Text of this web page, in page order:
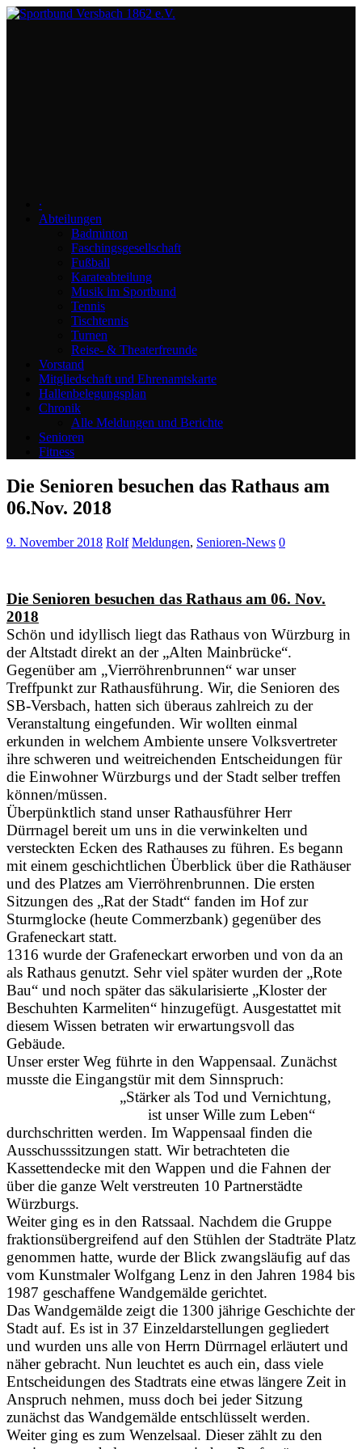
∙
Abteilungen
Badminton
Faschingsgesellschaft
Fußball
Karateabteilung
Musik im Sportbund
Tennis
Tischtennis
Turnen
Reise- & Theaterfreunde
Vorstand
Mitgliedschaft und Ehrenamtskarte
Hallenbelegungsplan
Chronik
Alle Meldungen und Berichte
Senioren
Fitness
Die Senioren besuchen das Rathaus am
06.Nov. 2018
9. November 2018 Rolf Meldungen, Senioren-News 0
Die Senioren besuchen das Rathaus am 06. Nov.
2018
Schön und idyllisch liegt das Rathaus von Würzburg in
der Altstadt direkt an der „Alten Mainbrücke“.
Gegenüber am „Vierröhrenbrunnen“ war unser
Treffpunkt zur Rathausführung. Wir, die Senioren des
SB-Versbach, hatten sich überaus zahlreich zu der
Veranstaltung eingefunden. Wir wollten einmal
erkunden in welchem Ambiente unsere Volksvertreter
ihre schweren und weitreichenden Entscheidungen für
die Einwohner Würzburgs und der Stadt selber treffen
können/müssen.
Überpünktlich stand unser Rathausführer Herr
Dürrnagel bereit um uns in die verwinkelten und
versteckten Ecken des Rathauses zu führen. Es begann
mit einem geschichtlichen Überblick über die Rathäuser
und des Platzes am Vierröhrenbrunnen. Die ersten
Sitzungen des „Rat der Stadt“ fanden im Hof zur
Sturmglocke (heute Commerzbank) gegenüber des
Grafeneckart statt.
1316 wurde der Grafeneckart erworben und von da an
als Rathaus genutzt. Sehr viel später wurden der „Rote
Bau“ und noch später das säkularisierte „Kloster der
Beschuhten Karmeliten“ hinzugefügt. Ausgestattet mit
diesem Wissen betraten wir erwartungsvoll das
Gebäude.
Unser erster Weg führte in den Wappensaal. Zunächst
musste die Eingangstür mit dem Sinnspruch:
„Stärker als Tod und Vernichtung,
ist unser Wille zum Leben“
durchschritten werden. Im Wappensaal finden die
Ausschusssitzungen statt. Wir betrachteten die
Kassettendecke mit den Wappen und die Fahnen der
über die ganze Welt verstreuten 10 Partnerstädte
Würzburgs.
Weiter ging es in den Ratssaal. Nachdem die Gruppe
fraktionsübergreifend auf den Stühlen der Stadträte Platz
genommen hatte, wurde der Blick zwangsläufig auf das
vom Kunstmaler Wolfgang Lenz in den Jahren 1984 bis
1987 geschaffene Wandgemälde gerichtet.
Das Wandgemälde zeigt die 1300 jährige Geschichte der
Stadt auf. Es ist in 37 Einzeldarstellungen gegliedert
und wurden uns alle von Herrn Dürrnagel erläutert und
näher gebracht. Nun leuchtet es auch ein, dass viele
Entscheidungen des Stadtrats eine etwas längere Zeit in
Anspruch nehmen, muss doch bei jeder Sitzung
zunächst das Wandgemälde entschlüsselt werden.
Weiter ging es zum Wenzelsaal. Dieser zählt zu den